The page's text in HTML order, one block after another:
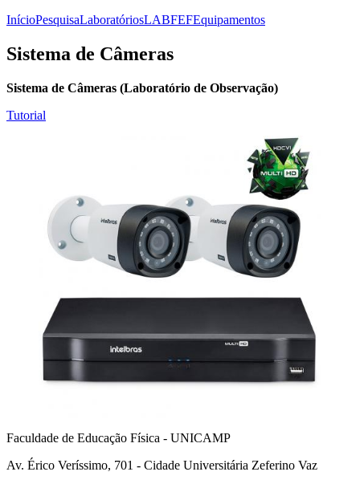
InícioPesquisaLaboratóriosLABFEFEquipamentos
Sistema de Câmeras
Sistema de Câmeras (Laboratório de Observação)
Tutorial
Faculdade de Educação Física - UNICAMP
Av. Érico Veríssimo, 701 - Cidade Universitária Zeferino Vaz